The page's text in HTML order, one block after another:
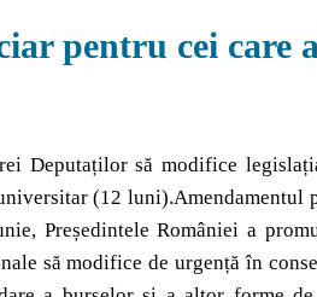
pentru cei care
Deputaților să modifice
(12
Președintele României a
să modifice de urgență în